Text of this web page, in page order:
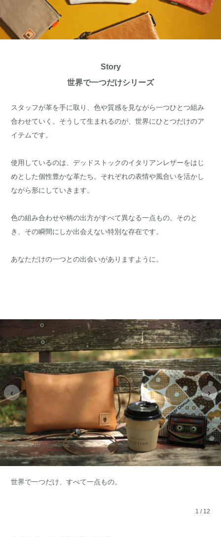
Story
世界で一つだけシリーズ
スタッフが革を手に取り、色や質感を見ながら一つひとつ組み
合わせていく。そうして生まれるのが、世界にひとつだけのア
イテムです。
使用しているのは、デッドストックのイタリアンレザーをはじ
めとした個性豊かな革たち。それぞれの表情や風合いを活かし
ながら形にしていきます。
色の組み合わせや柄の出方がすべて異なる一点もの。そのと
き、その瞬間にしか出会えない特別な存在です。
あなただけの一つとの出会いがありますように。
‹ ›
世界で一つだけ、すべて一点もの。
1 / 12